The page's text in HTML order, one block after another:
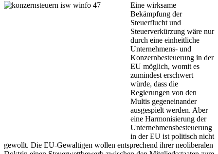
Eine wirksame
Bekämpfung der
Steuerflucht und
Steuerverkürzung wäre nur
durch eine einheitliche
Unternehmens- und
Konzernbesteuerung in der
EU möglich, womit es
zumindest erschwert
würde, dass die
Regierungen von den
Multis gegeneinander
ausgespielt werden. Aber
eine Harmonisierung der
Unternehmensbesteuerung
in der EU ist politisch nicht
gewollt. Die EU-Gewaltigen wollen entsprechend ihrer neoliberalen